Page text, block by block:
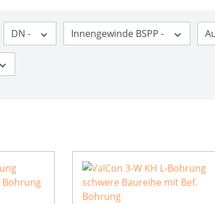
DN - Innengewinde BSPP -